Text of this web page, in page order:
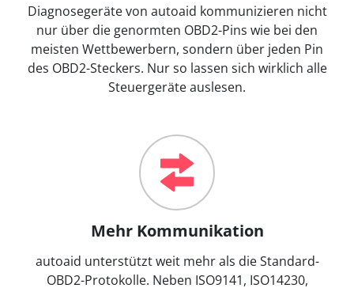
Diagnosegeräte von autoaid kommunizieren nicht
nur über die genormten OBD2-Pins wie bei den
meisten Wettbewerbern, sondern über jeden Pin
des OBD2-Steckers. Nur so lassen sich wirklich alle
Steuergeräte auslesen.
Mehr Kommunikation
autoaid unterstützt weit mehr als die Standard-
OBD2-Protokolle. Neben ISO9141, ISO14230,